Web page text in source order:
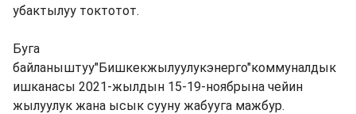
убактылуу токтотот.
Буга
байланыштуу"Бишкекжылуулукэнерго"коммуналдык
ишканасы 2021-жылдын 15-19-ноябрына чейин
жылуулук жана ысык сууну жабууга мажбур.